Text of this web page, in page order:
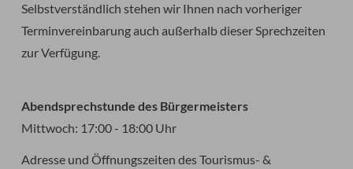
Selbstverständlich stehen wir Ihnen nach vorheriger
Terminvereinbarung auch außerhalb dieser Sprechzeiten
zur Verfügung.
Abendsprechstunde des Bürgermeisters
Mittwoch: 17:00 - 18:00 Uhr
Adresse und Öffnungszeiten des Tourismus- &